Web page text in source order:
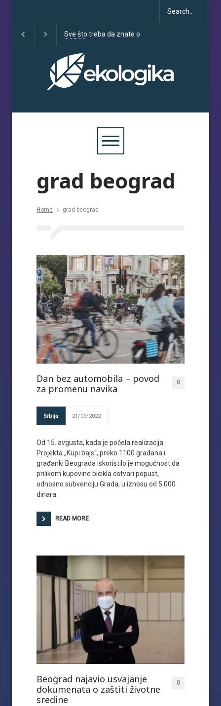
Sve što treba da znate o
COP30
grad beograd
Home grad beograd
Dan bez automobila – povod
za promenu navika
0
Srbija 21/09/2022
Od 15. avgusta, kada je počela realizacija
Projekta „Kupi bajs“, preko 1100 građana i
građanki Beograda iskoristilo je mogućnost da
prilikom kupovine bicikla ostvari popust,
odnosno subvenciju Grada, u iznosu od 5.000
dinara.
READ MORE
Beograd najavio usvajanje
dokumenata o zaštiti životne
sredine
0